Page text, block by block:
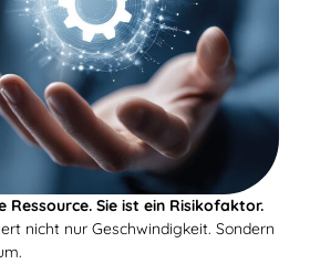
Ressource. Sie ist ein Risikofaktor.
nicht nur Geschwindigkeit. Sondern